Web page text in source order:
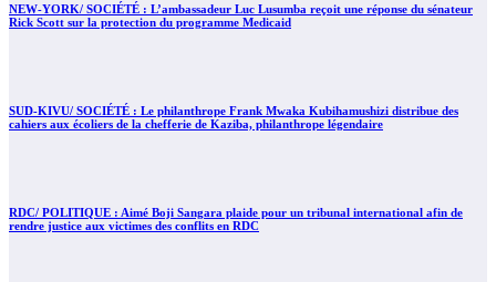
NEW-YORK/ SOCIÉTÉ : L’ambassadeur Luc Lusumba reçoit une réponse du sénateur
Rick Scott sur la protection du programme Medicaid
SUD-KIVU/ SOCIÉTÉ : Le philanthrope Frank Mwaka Kubihamushizi distribue des
cahiers aux écoliers de la chefferie de Kaziba, philanthrope légendaire
RDC/ POLITIQUE : Aimé Boji Sangara plaide pour un tribunal international afin de
rendre justice aux victimes des conflits en RDC